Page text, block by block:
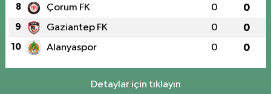
8 Çorum FK 0 0
9 Gaziantep FK 0 0
10 Alanyaspor 0 0
Detaylar için tıklayın